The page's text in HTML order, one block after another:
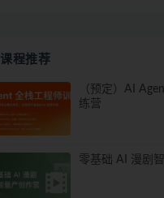
课程推荐
（预定）AI
练营
零基础 AI 漫剧